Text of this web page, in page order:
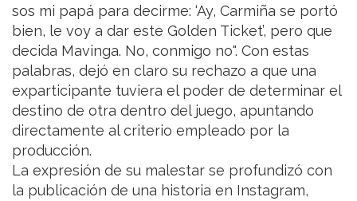
sos mi papá para decirme: ‘Ay, Carmiña se portó
bien, le voy a dar este Golden Ticket’, pero que
decida Mavinga. No, conmigo no". Con estas
palabras, dejó en claro su rechazo a que una
exparticipante tuviera el poder de determinar el
destino de otra dentro del juego, apuntando
directamente al criterio empleado por la
producción.
La expresión de su malestar se profundizó con
la publicación de una historia en Instagram,